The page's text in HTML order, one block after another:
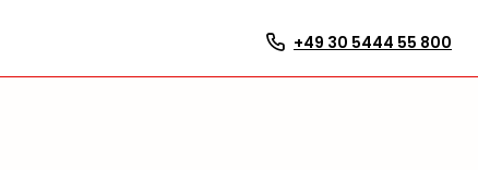
+49 30 5444 55 800